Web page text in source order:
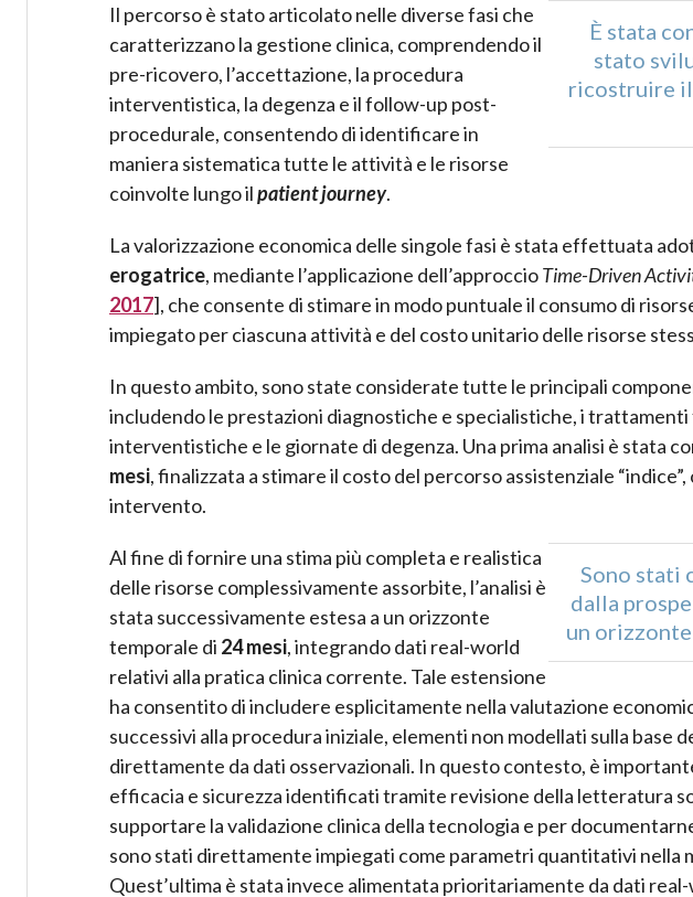
È stata
stato
ricostruire il
Il percorso è stato articolato nelle diverse fasi che
caratterizzano la gestione clinica, comprendendo il
pre-ricovero, l’accettazione, la procedura
interventistica, la degenza e il follow-up post-
procedurale, consentendo di identificare in
maniera sistematica tutte le attività e le risorse
coinvolte lungo ilpatient journey.
La valorizzazione economica delle singole fasi è stata effettuata
erogatrice, mediante l’applicazione dell’approccioTime-Driven
2017], che consente di stimare in modo puntuale il consumo di
impiegato per ciascuna attività e del costo unitario delle risorse
In questo ambito, sono state considerate tutte le principali
includendo le prestazioni diagnostiche e specialistiche, i
interventistiche e le giornate di degenza. Una prima analisi è stata
mesi, finalizzata a stimare il costo del percorso assistenziale
intervento.
Sono stati
dalla
un
Al fine di fornire una stima più completa e realistica
delle risorse complessivamente assorbite, l’analisi è
stata successivamente estesa a un orizzonte
temporale di 24 mesi, integrando dati real-world
relativi alla pratica clinica corrente. Tale estensione
ha consentito di includere esplicitamente nella valutazione
successivi alla procedura iniziale, elementi non modellati sulla base
direttamente da dati osservazionali. In questo contesto, è
efficacia e sicurezza identificati tramite revisione della letteratura
supportare la validazione clinica della tecnologia e per
sono stati direttamente impiegati come parametri quantitativi nella
Quest’ultima è stata invece alimentata prioritariamente da dati